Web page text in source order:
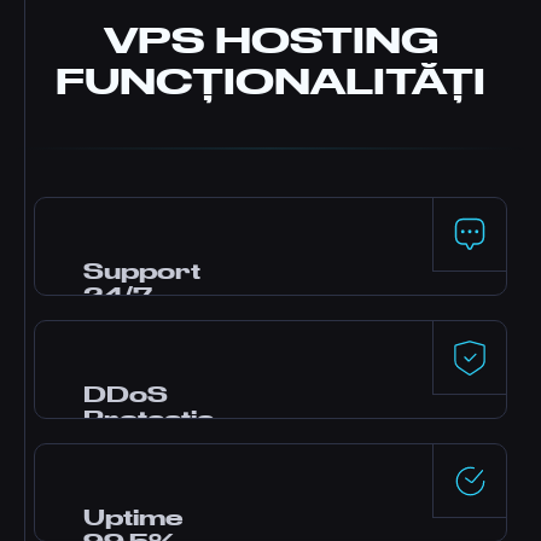
VPS HOSTING
FUNCȚIONALITĂȚI
Support
24/7
Discord și tichete pentru setup și
troubleshooting.
DDoS
Protecție
gaming - latență scăzută chiar și în timpul
atacurilor.
Uptime